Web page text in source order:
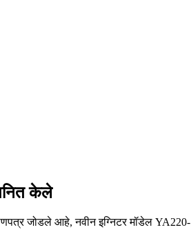
केले
जोडले आहे, नवीन इग्निटर मॉडेल